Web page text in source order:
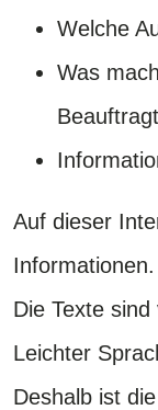
Welche
Was
Auf dieser
Informationen.
Die Texte
Leichter
Deshalb ist